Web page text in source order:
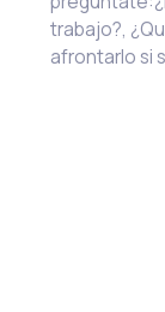
trabajo?,
afrontarlo si